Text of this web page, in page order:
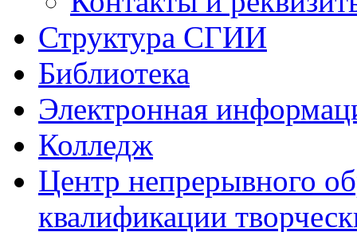
Структура СГИИ
Библиотека
Электронная
Колледж
Центр непрерывного
квалификации